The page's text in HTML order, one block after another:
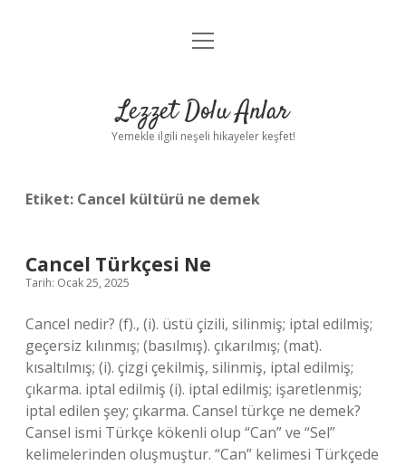
Anasayfa
Yasal Uyarı
menüyü
Lezzet Dolu Anlar
Yemekle ilgili neşeli hikayeler keşfet!
Etiket: Cancel kültürü ne demek
Cancel Türkçesi Ne
Tarih: Ocak 25, 2025
Cancel nedir? (f)., (i). üstü çizili, silinmiş; iptal edilmiş;
geçersiz kılınmış; (basılmış). çıkarılmış; (mat).
kısaltılmış; (i). çizgi çekilmiş, silinmiş, iptal edilmiş;
çıkarma. iptal edilmiş (i). iptal edilmiş; işaretlenmiş;
iptal edilen şey; çıkarma. Cansel türkçe ne demek?
Cansel ismi Türkçe kökenli olup “Can” ve “Sel”
kelimelerinden oluşmuştur. “Can” kelimesi Türkçede